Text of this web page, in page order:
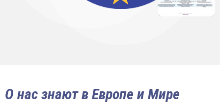
О нас знают в Европе и Мире